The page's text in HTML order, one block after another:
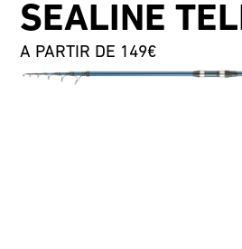
SEALINE
A PARTIR DE 149€